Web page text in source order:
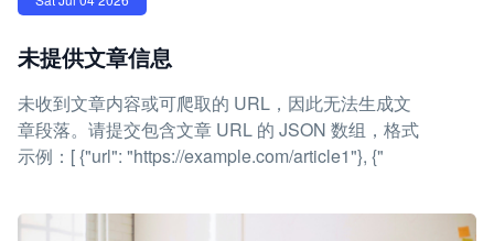
未提供文章信息
未收到文章内容或可爬取的 URL，因此无法生成文
章段落。请提交包含文章 URL 的 JSON 数组，格式
示例：[ {"url": "https://example.com/article1"}, {"